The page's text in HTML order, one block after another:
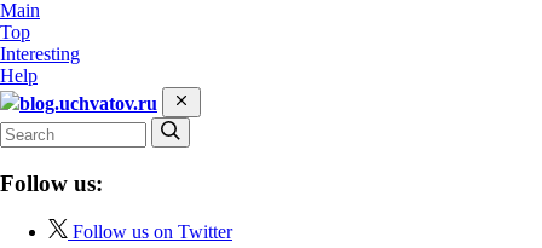
Main
Top
Interesting
Help
blog.uchvatov.ru
Follow us:
Follow us on Twitter